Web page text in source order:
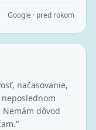
Google · pred rokom
načasovanie,
Nemám dôvod
"